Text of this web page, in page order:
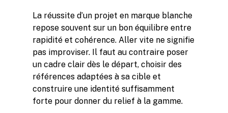
La réussite d’un projet en marque blanche
repose souvent sur un bon équilibre entre
rapidité et cohérence. Aller vite ne signifie
pas improviser. Il faut au contraire poser
un cadre clair dès le départ, choisir des
références adaptées à sa cible et
construire une identité suffisamment
forte pour donner du relief à la gamme.